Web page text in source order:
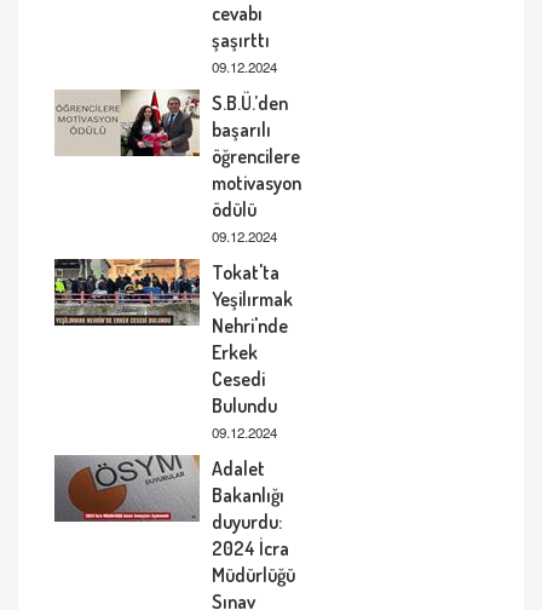
cevabı
şaşırttı
09.12.2024
S.B.Ü.’den
başarılı
öğrencilere
motivasyon
ödülü
09.12.2024
Tokat'ta
Yeşilırmak
Nehri'nde
Erkek
Cesedi
Bulundu
09.12.2024
Adalet
Bakanlığı
duyurdu:
2024 İcra
Müdürlüğü
Sınav